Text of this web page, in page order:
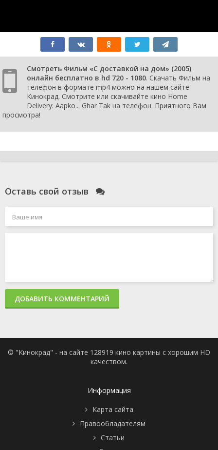
Смотреть Фильм «С доставкой на дом» (2005)
онлайн бесплатно в hd 720 - 1080. Скачать Фильм на
телефон в формате mp4 можно на нашем сайте
Кинокрад. Смотрите или скачивайте кино Home
Delivery: Aapko... Ghar Tak на телефон. Приятного Вам
просмотра!
Оставь свой отзыв
ДОБАВИТЬ КОММЕНТАРИЙ
© "Кинокрад" - на сайте 128919 кино картины с хорошим HD
качеством.
Информация
Карта сайта
Правообладателям
Статьи